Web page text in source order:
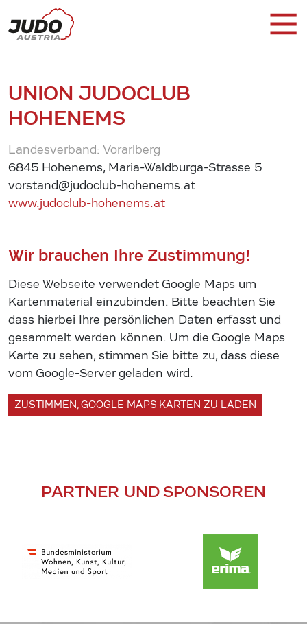
UNION JUDOCLUB
HOHENEMS
Landesverband: Vorarlberg
6845 Hohenems, Maria-Waldburga-Strasse 5
vorstand@judoclub-hohenems.at
www.judoclub-hohenems.at
Wir brauchen Ihre Zustimmung!
Diese Webseite verwendet Google Maps um
Kartenmaterial einzubinden. Bitte beachten Sie
dass hierbei Ihre persönlichen Daten erfasst und
gesammelt werden können. Um die Google Maps
Karte zu sehen, stimmen Sie bitte zu, dass diese
vom Google-Server geladen wird.
ZUSTIMMEN, GOOGLE MAPS KARTEN ZU LADEN
PARTNER UND SPONSOREN